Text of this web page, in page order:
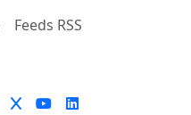
Feeds RSS